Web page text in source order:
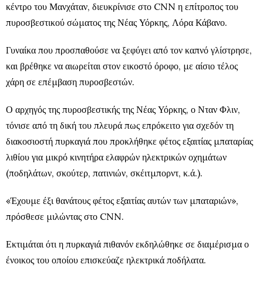
κέντρο του Μανχάταν, διευκρίνισε στο CNN η επίτροπος του
πυροσβεστικού σώματος της Νέας Υόρκης, Λόρα Κάβανο.
Γυναίκα που προσπαθούσε να ξεφύγει από τον καπνό γλίστρησε,
και βρέθηκε να αιωρείται στον εικοστό όροφο, με αίσιο τέλος
χάρη σε επέμβαση πυροσβεστών.
Ο αρχηγός της πυροσβεστικής της Νέας Υόρκης, ο Νταν Φλιν,
τόνισε από τη δική του πλευρά πως επρόκειτο για σχεδόν τη
διακοσιοστή πυρκαγιά που προκλήθηκε φέτος εξαιτίας μπαταρίας
λιθίου για μικρό κινητήρα ελαφρών ηλεκτρικών οχημάτων
(ποδηλάτων, σκούτερ, πατινιών, σκέιτμπορντ, κ.ά.).
«Έχουμε έξι θανάτους φέτος εξαιτίας αυτών των μπαταριών»,
πρόσθεσε μιλώντας στο CNN.
Εκτιμάται ότι η πυρκαγιά πιθανόν εκδηλώθηκε σε διαμέρισμα ο
ένοικος του οποίου επισκεύαζε ηλεκτρικά ποδήλατα.